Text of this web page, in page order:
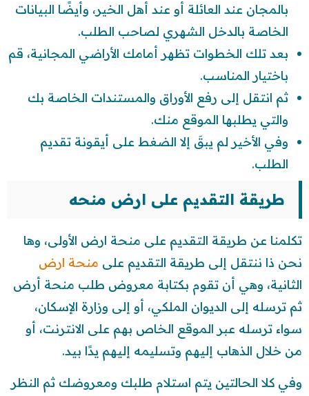
بالمجان عند العائلة أو عند أهل الخير، وأيضًا البيانات
الخاصة بالدخل الشهري لصاحب الطلب.
بعد تلك الخطوات تظهر أمامك الأراضي المجانية، قم
باختيار المناسب.
ثم انتقل إلى رفع الأوراق والمستندات الخاصة بك
والتي يطلبها الموقع منك.
وفي الأخير لم يبقَ إلا الضغط على أيقونة تقديم
الطلب.
طريقة التقديم على ارض منحه
تكلمنا عن طريقة التقديم على منحة ارض الأولى، وها
نحن ذا ننتقل إلى طريقة التقديم على منحة ارض
الثانية، وهي أن تقوم بكتابة معروض طلب منحة أرض
ثم ترسله إلى الديوان الملكي، أو إلى وزارة الإسكان،
سواء ترسله عبر الموقع الخاص بهم على الانترنت، أو
من خلال الذهاب إليهم وتسليمه إليهم يدًا بيد.
وفي كلا الحالتين يتم استلام طلبك ومعروضك ثم النظر